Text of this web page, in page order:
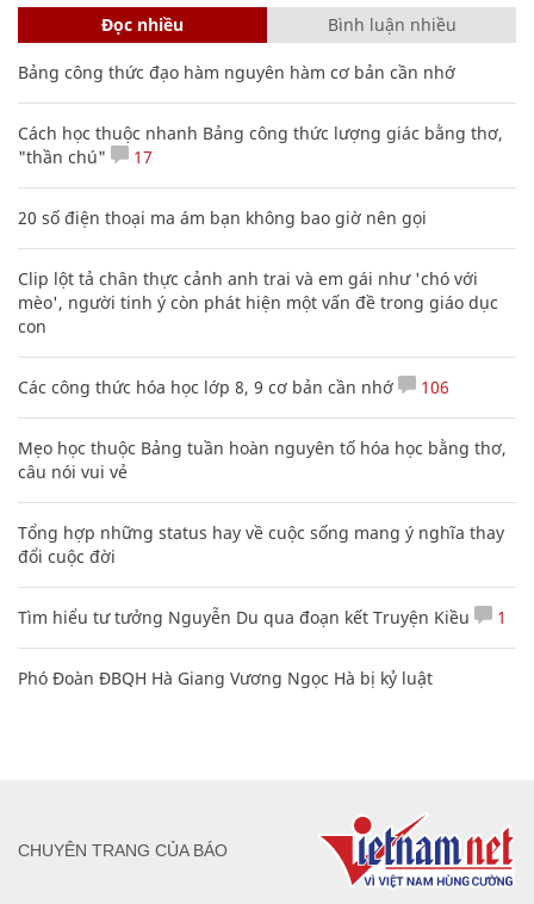
Đọc nhiều Bình luận nhiều
Bảng công thức đạo hàm nguyên hàm cơ bản cần nhớ
Cách học thuộc nhanh Bảng công thức lượng giác bằng thơ,
"thần chú"
17
20 số điện thoại ma ám bạn không bao giờ nên gọi
Clip lột tả chân thực cảnh anh trai và em gái như 'chó với
mèo', người tinh ý còn phát hiện một vấn đề trong giáo dục
con
Các công thức hóa học lớp 8, 9 cơ bản cần nhớ 106
Mẹo học thuộc Bảng tuần hoàn nguyên tố hóa học bằng thơ,
câu nói vui vẻ
Tổng hợp những status hay về cuộc sống mang ý nghĩa thay
đổi cuộc đời
Tìm hiểu tư tưởng Nguyễn Du qua đoạn kết Truyện Kiều 1
Phó Đoàn ĐBQH Hà Giang Vương Ngọc Hà bị kỷ luật
CHUYÊN TRANG CỦA BÁO